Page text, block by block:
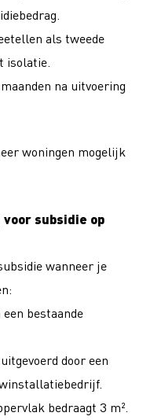
als tweede
isolatie.
na uitvoering
woningen mogelijk
subsidie op
wanneer je
bestaande
door een
bedraagt 3 m².